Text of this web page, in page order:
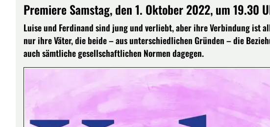
Premiere Samstag, den 1. Oktober 2022, um 19.30
Luise und Ferdinand sind jung und verliebt, aber ihre Verbindung ist
nur ihre Väter, die beide – aus unterschiedlichen Gründen – die
auch sämtliche gesellschaftlichen Normen dagegen.